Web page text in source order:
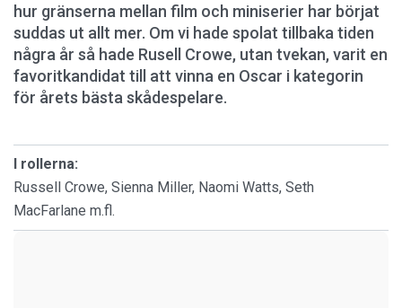
hur gränserna mellan film och miniserier har börjat
suddas ut allt mer. Om vi hade spolat tillbaka tiden
några år så hade Rusell Crowe, utan tvekan, varit en
favoritkandidat till att vinna en Oscar i kategorin
för årets bästa skådespelare.
I rollerna:
Russell Crowe, Sienna Miller, Naomi Watts, Seth
MacFarlane m.fl.